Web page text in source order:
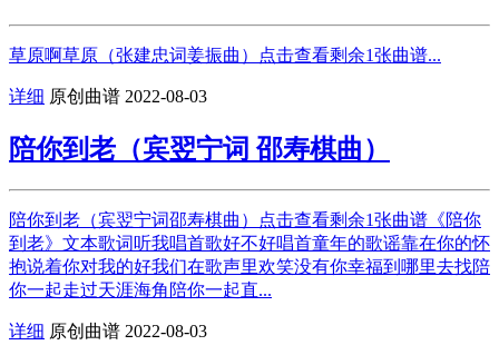
草原啊草原（张建忠词姜振曲）点击查看剩余1张曲谱...
详细 原创曲谱 2022-08-03
陪你到老（宾翌宁词 邵寿棋曲）
陪你到老（宾翌宁词邵寿棋曲）点击查看剩余1张曲谱《陪你
到老》文本歌词听我唱首歌好不好唱首童年的歌谣靠在你的怀
抱说着你对我的好我们在歌声里欢笑没有你幸福到哪里去找陪
你一起走过天涯海角陪你一起直...
详细 原创曲谱 2022-08-03